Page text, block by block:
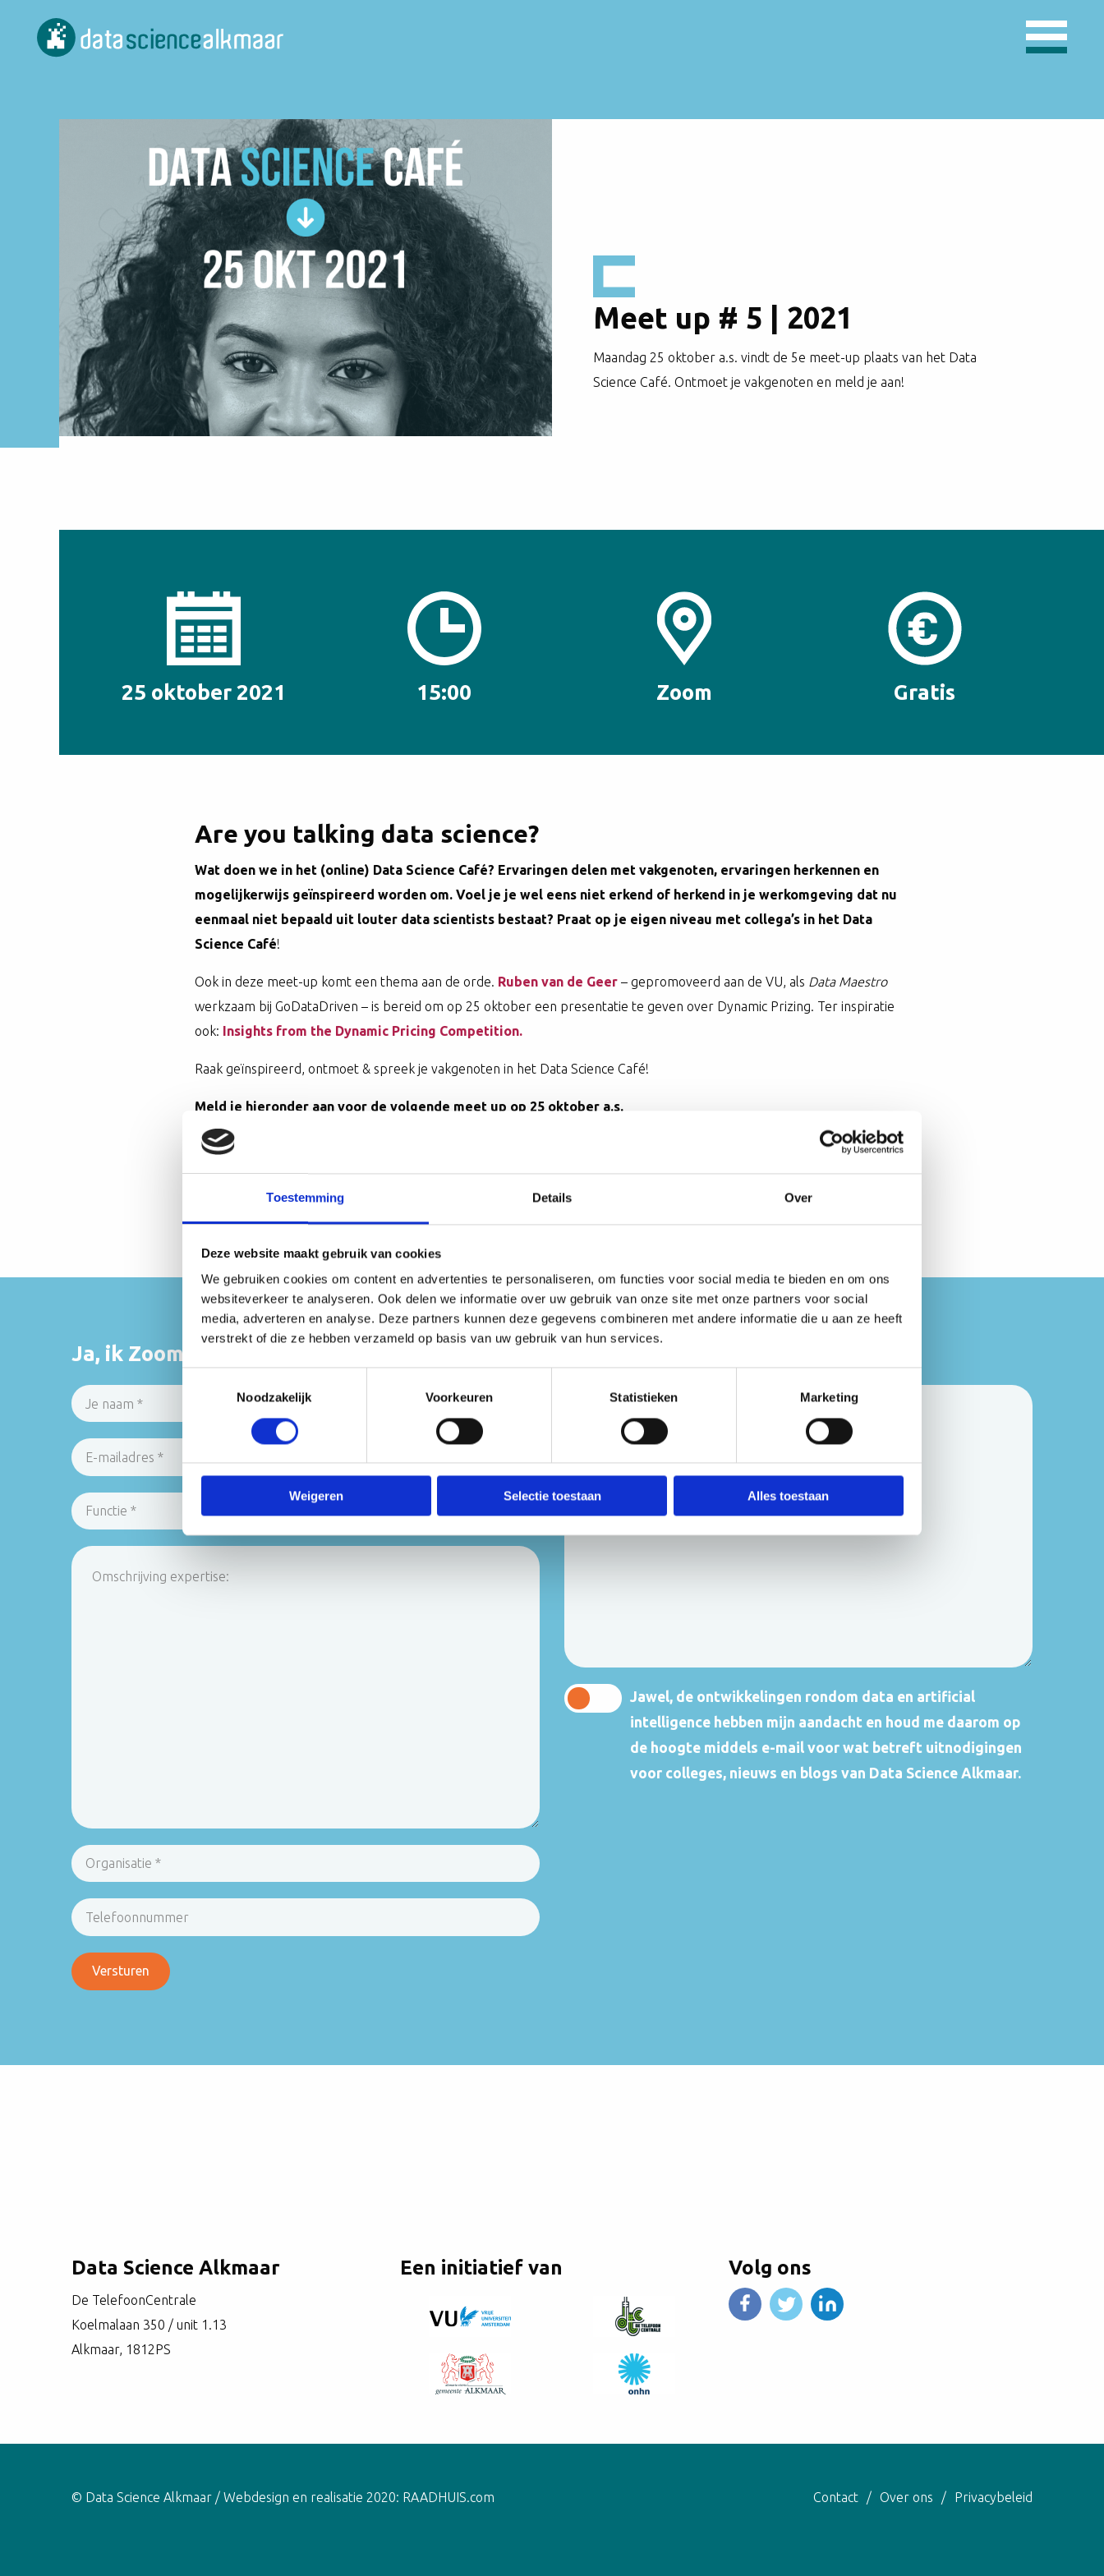
Toestemming Details Over
Deze website maakt gebruik van cookies
We gebruiken cookies om content en advertenties te personaliseren, om functies voor social media te bieden en om ons
websiteverkeer te analyseren. Ook delen we informatie over uw gebruik van onze site met onze partners voor social
media, adverteren en analyse. Deze partners kunnen deze gegevens combineren met andere informatie die u aan ze heeft
verstrekt of die ze hebben verzameld op basis van uw gebruik van hun services.
Noodzakelijk
Voorkeuren Statistieken Marketing
Weigeren Selectie toestaan Alles toestaan
Meet up # 5 | 2021
Maandag 25 oktober a.s. vindt de 5e meet-up plaats van het Data
Science Café. Ontmoet je vakgenoten en meld je aan!
25 oktober 2021 15:00 Zoom Gratis
Are you talking data science?
Wat doen we in het (online) Data Science Café? Ervaringen delen met vakgenoten, ervaringen herkennen en
mogelijkerwijs geïnspireerd worden om. Voel je je wel eens niet erkend of herkend in je werkomgeving dat nu
eenmaal niet bepaald uit louter data scientists bestaat? Praat op je eigen niveau met collega’s in het Data
Science Café!
Ook in deze meet-up komt een thema aan de orde. Ruben van de Geer – gepromoveerd aan de VU, als Data Maestro
werkzaam bij GoDataDriven – is bereid om op 25 oktober een presentatie te geven over Dynamic Prizing. Ter inspiratie
ook: Insights from the Dynamic Pricing Competition.
Raak geïnspireerd, ontmoet & spreek je vakgenoten in het Data Science Café!
Meld je hieronder aan voor de volgende meet up op 25 oktober a.s.
community wordt, waar professionals aan deelnemen
Ja, ik Zoom naar het Data Science Café !
Functie
*
Omschrijving
expertise:
Jawel, de ontwikkelingen rondom data en artificial
intelligence hebben mijn aandacht en houd me daarom op
de hoogte middels e-mail voor wat betreft uitnodigingen
voor colleges, nieuws en blogs van Data Science Alkmaar.
Data Science Alkmaar
De TelefoonCentrale
Koelmalaan 350 / unit 1.13
Alkmaar, 1812PS
Een initiatief van Volg ons
© Data Science Alkmaar / Webdesign en realisatie 2020: RAADHUIS.com Contact Over ons Privacybeleid